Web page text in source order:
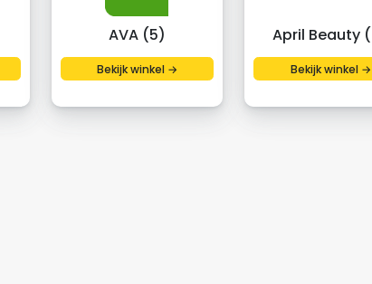
AVA (5)
Bekijk winkel →
April Beauty
Bekijk winkel →